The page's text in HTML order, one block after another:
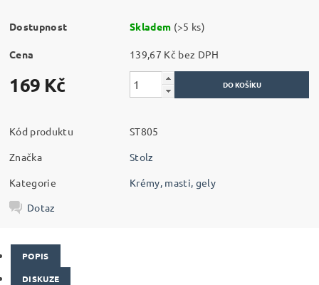
Dostupnost Skladem (>5 ks)
Cena 139,67 Kč bez DPH
169 Kč
Kód produktu
ST805
Značka
Stolz
Kategorie
Krémy, masti, gely
Dotaz
POPIS
DISKUZE